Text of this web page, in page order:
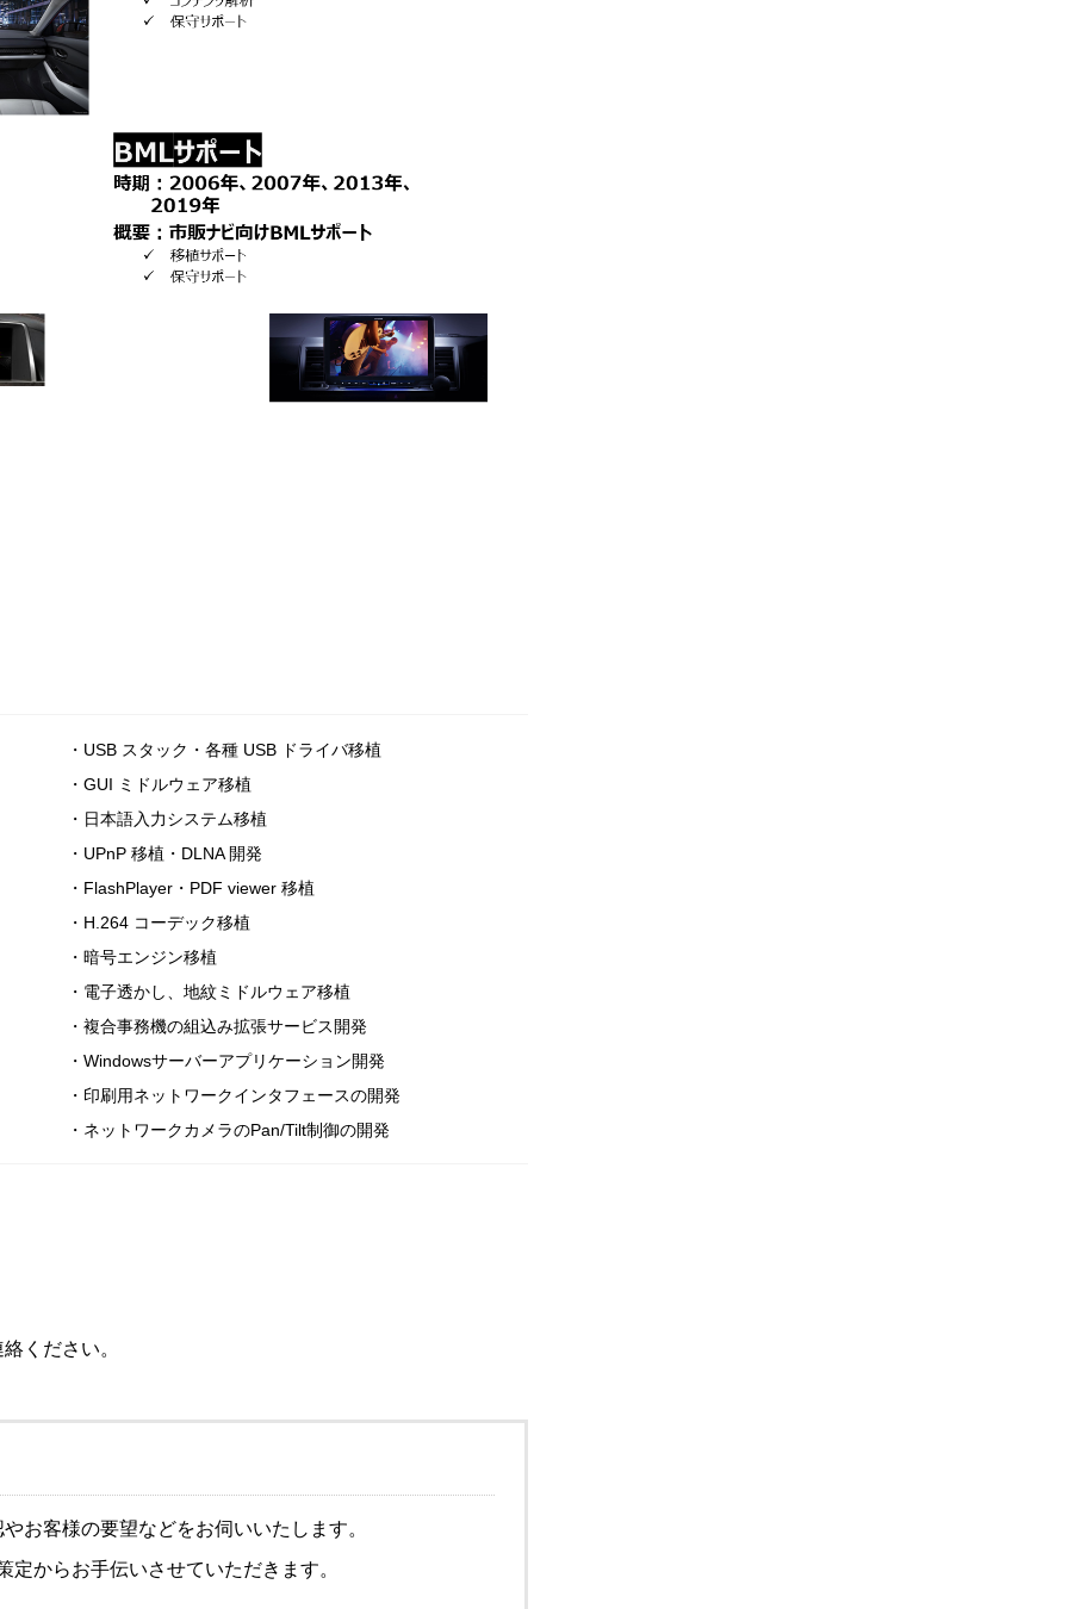
・USB スタック・各種 USB ドライバ移植
・GUI ミドルウェア移植
・日本語入力システム移植
・UPnP 移植・DLNA 開発
・FlashPlayer・PDF viewer 移植
・H.264 コーデック移植
・暗号エンジン移植
・電子透かし、地紋ミドルウェア移植
・複合事務機の組込み拡張サービス開発
・Windowsサーバーアプリケーション開発
・印刷用ネットワークインタフェースの開発
・ネットワークカメラのPan/Tilt制御の開発
ください。
お客様の要望などをお伺いいたします。
からお手伝いさせていただきます。